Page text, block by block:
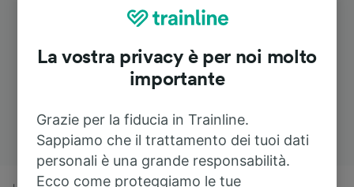
La vostra privacy è per noi molto
importante
Grazie per la fiducia in Trainline.
Sappiamo che il trattamento dei tuoi dati
personali è una grande responsabilità.
Ecco come proteggiamo le tue